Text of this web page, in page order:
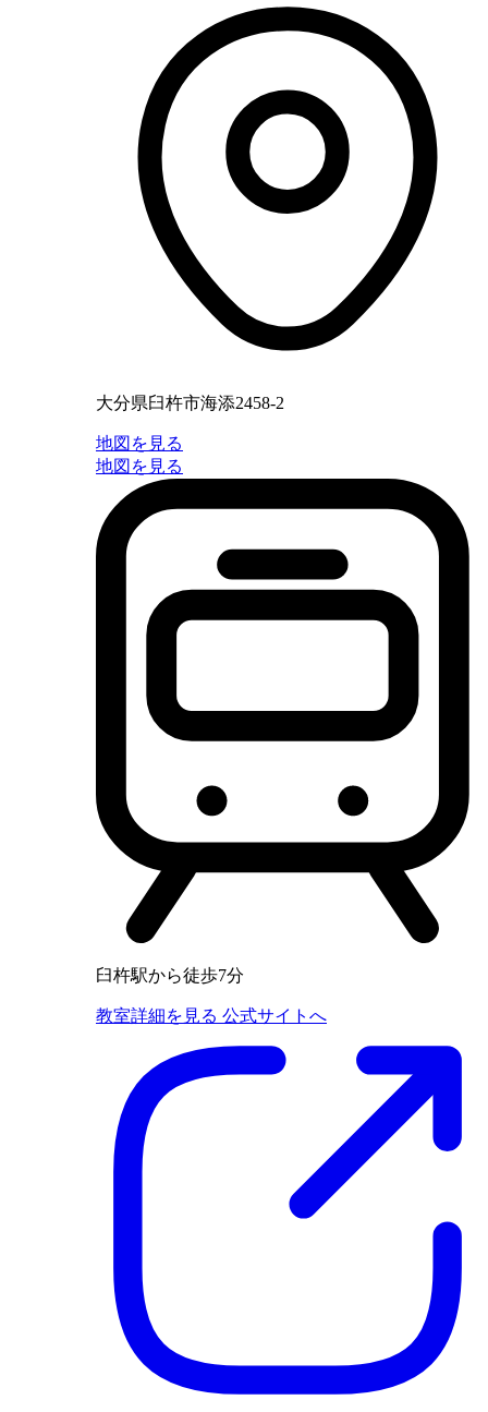
大分県臼杵市海添2458-2
地図を見る
地図を見る
臼杵駅から徒歩7分
教室詳細を見る 公式サイトへ